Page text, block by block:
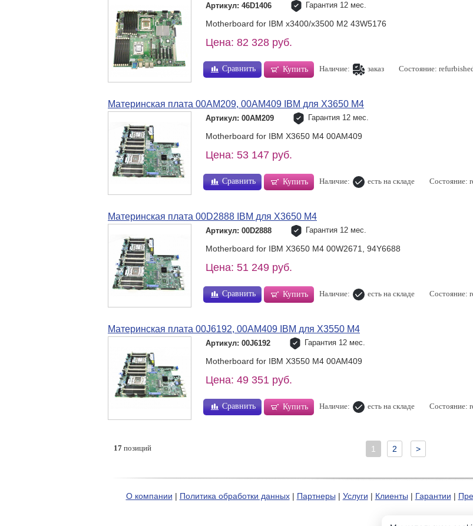
Артикул: 46D1406 Гарантия 12 мес.
Motherboard for IBM x3400/x3500 M2 43W5176
Цена: 82 328 руб.
Сравнить Купить Наличие: заказ Состояние:
Материнская плата 00AM209, 00AM409 IBM для X3650 M4
Артикул: 00AM209 Гарантия 12 мес.
Motherboard for IBM X3650 M4 00AM409
Цена: 53 147 руб.
Сравнить Купить Наличие: есть на складе Состояние:
Материнская плата 00D2888 IBM для X3650 M4
Артикул: 00D2888 Гарантия 12 мес.
Motherboard for IBM X3650 M4 00W2671, 94Y6688
Цена: 51 249 руб.
Сравнить Купить Наличие: есть на складе Состояние:
Материнская плата 00J6192, 00AM409 IBM для X3550 M4
Артикул: 00J6192 Гарантия 12 мес.
Motherboard for IBM X3550 M4 00AM409
Цена: 49 351 руб.
Сравнить Купить Наличие: есть на складе Состояние:
17 позиций 1 2 >
О компании | Политика обработки данных| Партнеры | Услуги | Клиенты | Гарантии |